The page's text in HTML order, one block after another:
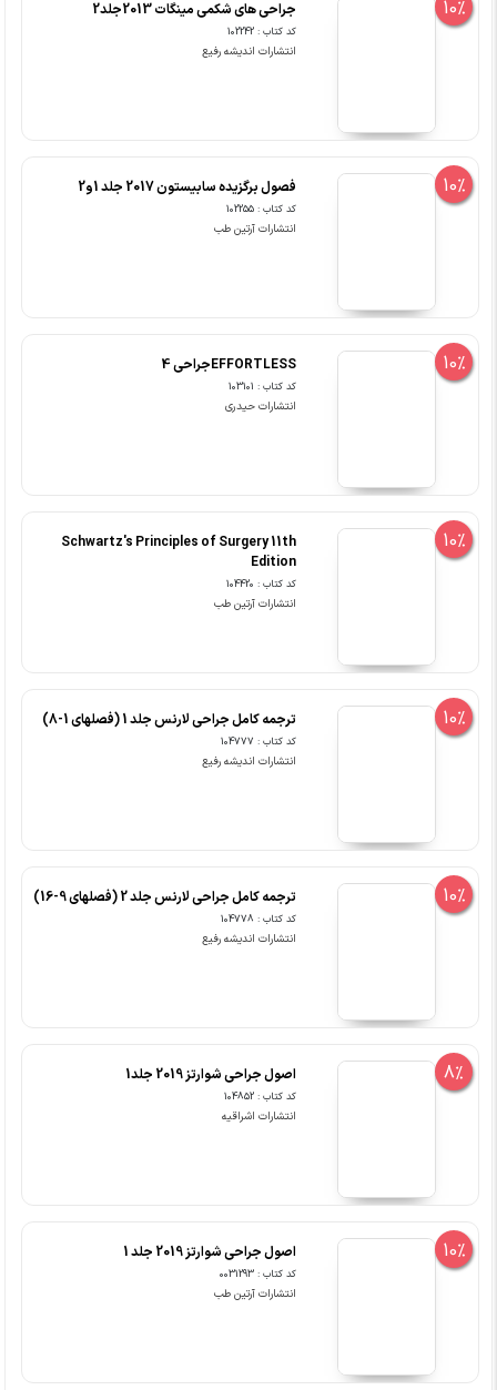
10% جراحی های شکمی مینگات 2013جلد2
کد کتاب : 102242
انتشارات اندیشه رفیع
10% فصول برگزیده سابیستون 2017 جلد 1و2
کد کتاب : 102255
انتشارات آرتین طب
10% EFFORTLESSجراحی 4
کد کتاب : 103101
انتشارات حیدری
10%
Schwartz's Principles of Surgery 11th
Edition
کد کتاب : 104420
انتشارات آرتین طب
10% ترجمه کامل جراحی لارنس جلد 1 (فصلهای 1-8)
کد کتاب : 104777
انتشارات اندیشه رفیع
10% ترجمه کامل جراحی لارنس جلد 2 (فصلهای 9-16)
کد کتاب : 104778
انتشارات اندیشه رفیع
8% اصول جراحی شوارتز 2019 جلد1
کد کتاب : 104852
انتشارات اشراقیه
10% اصول جراحی شوارتز 2019 جلد 1
کد کتاب : 0031293
انتشارات آرتین طب